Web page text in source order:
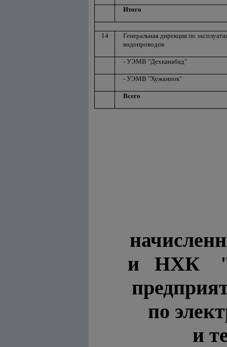
Итого
14
Генеральная дирекция по
водопроводов
- УЭМВ "Дехканабад"
- УЭМВ "Хужаипок"
Всего
и НХК
по
и